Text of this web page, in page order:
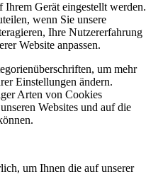
Gerät eingestellt werden.
wenn Sie unsere
Ihre Nutzererfahrung
Website anpassen.
um mehr
Einstellungen ändern.
Arten von Cookies
Websites und auf die
um Ihnen die auf unserer